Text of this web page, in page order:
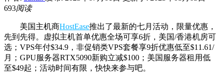
693阅读
美国主机商HostEase推出了最新的七月活动，限量优惠，
先到先得。虚拟主机首单优惠全场可享6折，美国/香港机房可
选；VPS年付$34.9，非促销类VPS套餐享9折优惠低至$11.61/
月；GPU服务器RTX5090新购立减$100；美国服务器租用低
至$49起；活动时间有限，快快来参与吧。